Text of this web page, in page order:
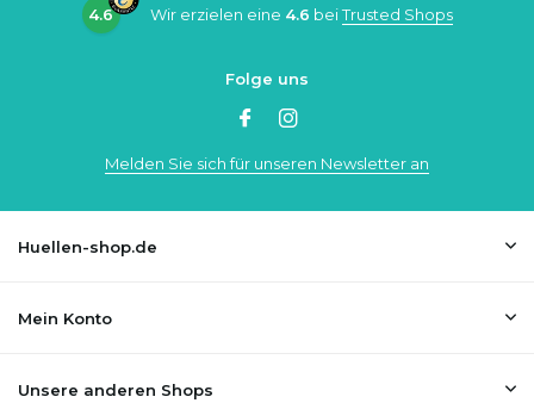
4.6 Wir erzielen eine 4.6 beiTrusted Shops
Folge uns
Melden Sie sich für unseren Newsletter an
Huellen-shop.de
Mein Konto
Unsere anderen Shops